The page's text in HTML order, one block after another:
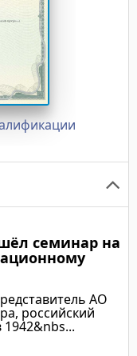
семинар на
АО
российский